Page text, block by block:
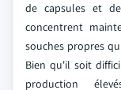
de capsules et
concentrent
souches propres
Bien qu'il soit
production